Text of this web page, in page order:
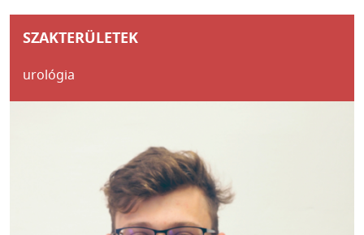
SZAKTERÜLETEK
urológia